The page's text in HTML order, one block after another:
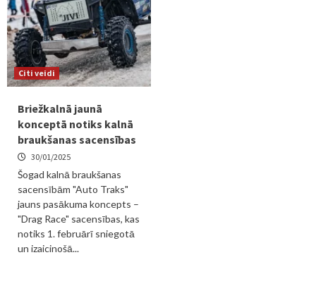
Citi veidi
Briežkalnā jaunā
konceptā notiks kalnā
braukšanas sacensības
30/01/2025
Šogad kalnā braukšanas
sacensībām "Auto Traks"
jauns pasākuma koncepts –
"Drag Race" sacensības, kas
notiks 1. februārī sniegotā
un izaicinošā...